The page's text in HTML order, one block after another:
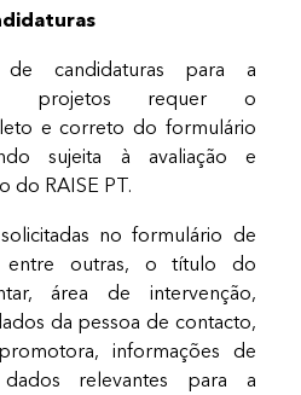
de candidaturas para a
projetos requer o
e correto do formulário
sujeita à avaliação e
do RAISE PT.
no formulário de
entre outras, o título do
área de intervenção,
da pessoa de contacto,
informações de
relevantes para a